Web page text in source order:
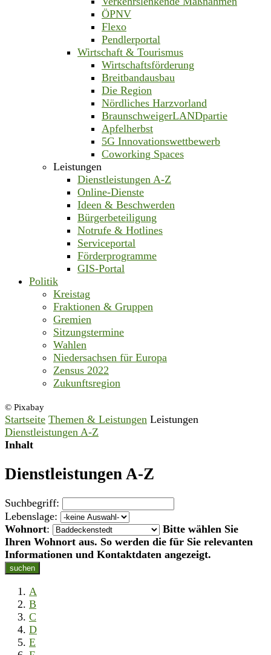
ÖPNV
Flexo
Pendlerportal
Wirtschaft & Tourismus
Wirtschaftsförderung
Breitbandausbau
Die Region
Nördliches Harzvorland
BraunschweigerLANDpartie
Apfelherbst
5G Innovationswettbewerb
Coworking Spaces
Leistungen
Dienstleistungen A-Z
Online-Dienste
Ideen & Beschwerden
Bürgerbeteiligung
Notrufe & Hotlines
Serviceportal
Förderprogramme
GIS-Portal
Politik
Kreistag
Fraktionen & Gruppen
Gremien
Sitzungstermine
Wahlen
Niedersachsen für Europa
Zensus 2022
Zukunftsregion
© Pixabay
Startseite Themen & Leistungen Leistungen
Dienstleistungen A-Z
Inhalt
Dienstleistungen A-Z
Suchbegriff:
Lebenslage:
Wohnort:
Bitte wählen Sie
Ihren Wohnort aus. So werden die für Sie relevanten
Informationen und Kontaktdaten angezeigt.
suchen
A
B
C
D
E